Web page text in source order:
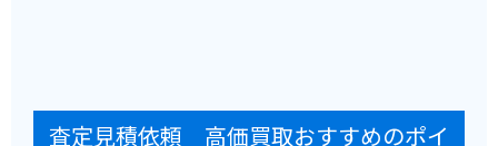
査定見積依頼 高価買取おすすめのポイ